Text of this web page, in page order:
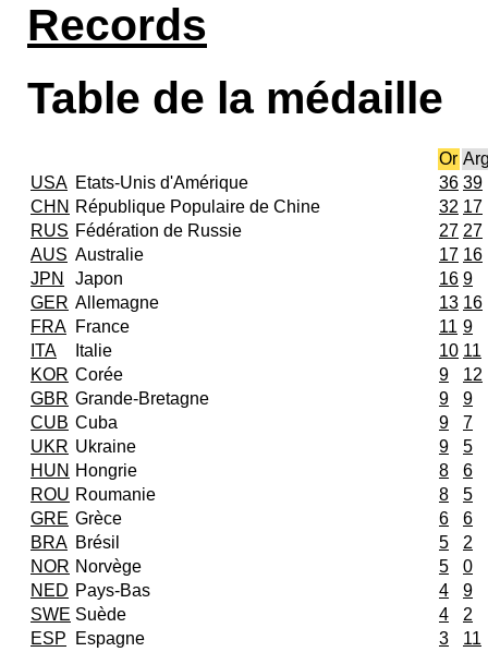
Records
Table de la médaille
Or
USA Etats-Unis d'Amérique 36 39
CHN République Populaire de Chine 32 17
RUS Fédération de Russie 27 27
AUS Australie 17 16
JPN
Japon 16 9
GER Allemagne 13 16
FRA France 11 9
ITA
Italie 10 11
KOR Corée 9
12
GBR Grande-Bretagne 9
9
CUB Cuba 9
7
UKR Ukraine 9
5
HUN Hongrie 8
6
ROU Roumanie 8
5
GRE Grèce 6
6
BRA Brésil 5
2
NOR Norvège 5
0
NED Pays-Bas 4
9
SWE Suède 4
2
ESP
Espagne 3
11